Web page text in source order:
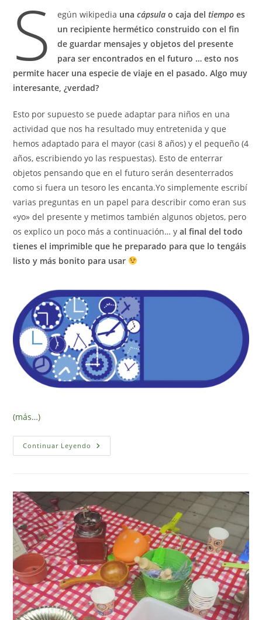
S egún wikipedia unacápsula o caja deltiempo es
un recipiente hermético construido con el fin
de guardar mensajes y objetos del presente
para ser encontrados en el futuro … esto nos
permite hacer una especie de viaje en el pasado. Algo muy
interesante, ¿verdad?
Esto por supuesto se puede adaptar para niños en una
actividad que nos ha resultado muy entretenida y que
hemos adaptado para el mayor (casi 8 años) y el pequeño (4
años, escribiendo yo las respuestas). Esto de enterrar
objetos pensando que en el futuro serán desenterrados
como si fuera un tesoro les encanta.Yo simplemente escribí
varias preguntas en un papel para describir como eran sus
«yo» del presente y metimos también algunos objetos, pero
os explico un poco más a continuación… yal final del todo
tienes el imprimible que he preparado para que lo tengáis
listo y más bonito para usar
(más…)
Continuar Leyendo Cápsula
Del
Imprimible
Gratuito)